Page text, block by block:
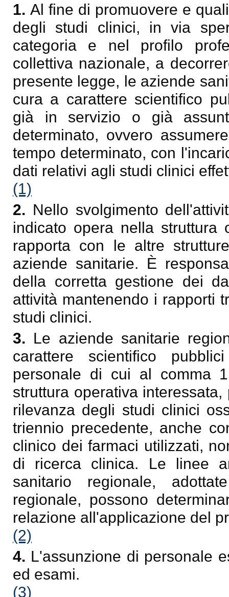
1. Al fine di promuovere e
degli studi clinici, in via
categoria e nel profilo
collettiva nazionale, a
presente legge, le aziende
cura a carattere scientifico
già in servizio o già
determinato, ovvero
tempo determinato, con
dati relativi agli studi clinici
(1)
2. Nello svolgimento
indicato opera nella
rapporta con le altre
aziende sanitarie. È
della corretta gestione dei
attività mantenendo i rapporti
studi clinici.
3. Le aziende sanitarie
carattere scientifico
personale di cui al comma
struttura operativa
rilevanza degli studi clinici
triennio precedente, anche
clinico dei farmaci utilizzati,
di ricerca clinica. Le linee
sanitario regionale,
regionale, possono
relazione all'applicazione del
(2)
4. L'assunzione di personale
ed esami.
(3)